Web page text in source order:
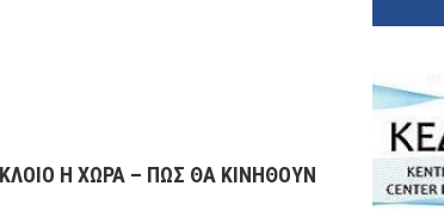
Η ΧΩΡΑ – ΠΩΣ ΘΑ ΚΙΝΗΘΟΥΝ